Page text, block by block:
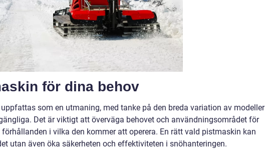
för dina behov
som en utmaning, med tanke på den breda variation av modeller
Det är viktigt att överväga behovet och användningsområdet för
i vilka den kommer att operera. En rätt vald pistmaskin kan
utan även öka säkerheten och effektiviteten i snöhanteringen.